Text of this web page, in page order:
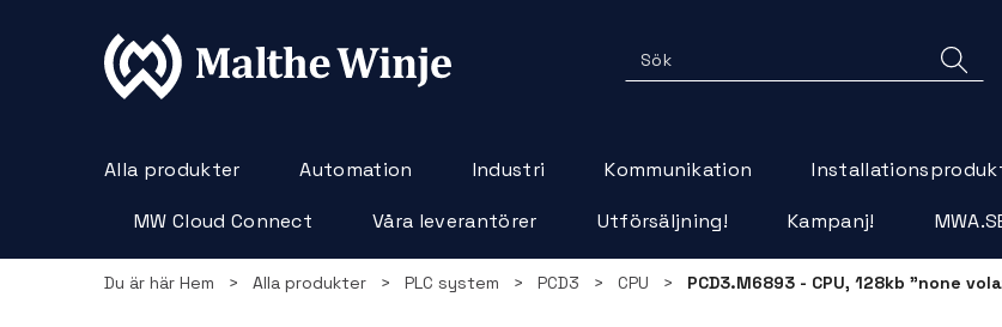
Alla produkter Automation Industri Kommunikation
MW Cloud Connect Våra leverantörer Utförsäljning! Kampanj!
Du är här Hem > Alla produkter > PLC system > PCD3 > CPU > PCD3.M6893 - CPU, 128kb ”none